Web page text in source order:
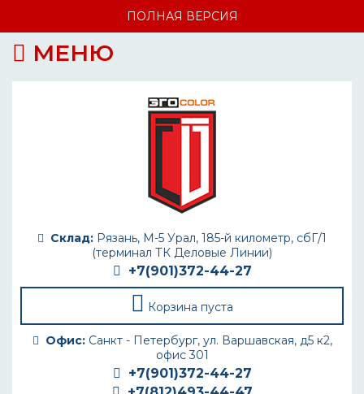
ПОЛНАЯ ВЕРСИЯ
МЕНЮ
Склад: Рязань, М-5 Урал, 185-й километр, сбГ/1
(терминал ТК Деловые Линии)
+7(901)372-44-27
Корзина пуста
Офис:Санкт - Петербург, ул. Варшавская, д5 к2,
офис 301
+7(901)372-44-27